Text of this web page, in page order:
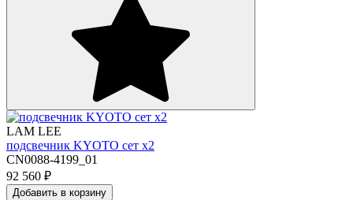
LAM LEE
подсвечник KYOTO сет х2
CN0088-4199_01
92 560 ₽
Добавить в корзину